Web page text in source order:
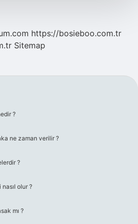
https://bosieboo.com.tr
Sitemap
?
ne zaman verilir ?
?
olur ?
mı ?